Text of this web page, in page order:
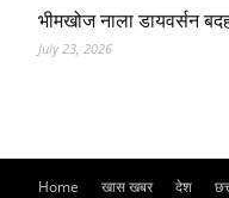
भीमखोज नाला डायवर्सन
July 23, 2026
Home खास खबर देश